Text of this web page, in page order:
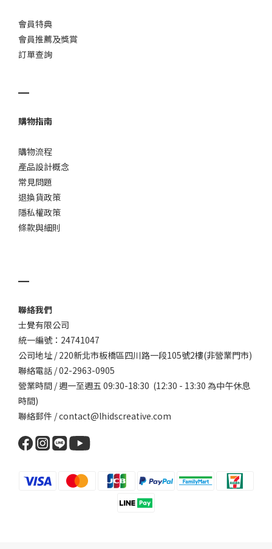
會員特典
會員推薦及獎賞
訂單查詢
購物指南
購物流程
產品設計概念
常見問題
退換貨政策
隱私權政策
條款與細則
聯絡我們
士覺有限公司
統一編號：24741047
公司地址 / 220新北市板橋區四川路一段105號2樓(非營業門市)
聯絡電話 / 02-2963-0905
營業時間 / 週一至週五 09:30-18:30 (12:30 - 13:30 為中午休息
時間)
聯絡郵件 / contact@lhidscreative.com